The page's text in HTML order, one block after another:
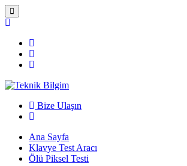
Bize Ulaşın
Ana Sayfa
Klavye Test Aracı
Ölü Piksel Testi